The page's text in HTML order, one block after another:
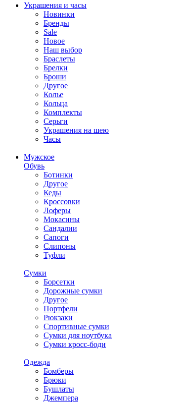
Украшения и часы
Новинки
Бренды
Sale
Новое
Наш выбор
Браслеты
Брелки
Броши
Другое
Колье
Кольца
Комплекты
Серьги
Украшения на шею
Часы
Мужское
Обувь
Ботинки
Другое
Кеды
Кроссовки
Лоферы
Мокасины
Сандалии
Сапоги
Слипоны
Туфли
Сумки
Борсетки
Дорожные сумки
Другое
Портфели
Рюкзаки
Спортивные сумки
Сумки для ноутбука
Сумки кросс-боди
Одежда
Бомберы
Брюки
Бушлаты
Джемпера